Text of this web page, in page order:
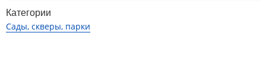
Категории
Сады, скверы, парки